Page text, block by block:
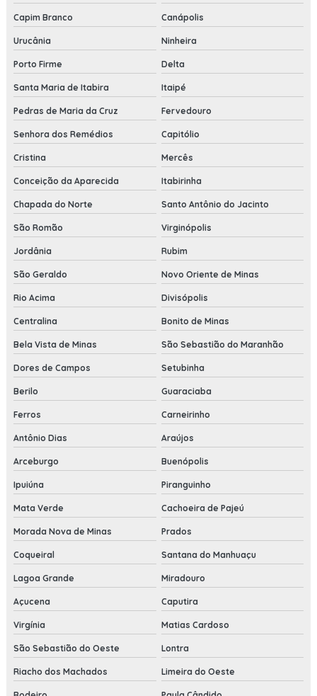
Capim Branco Canápolis
Urucânia Ninheira
Porto Firme Delta
Santa Maria de Itabira Itaipé
Pedras de Maria da Cruz Fervedouro
Senhora dos Remédios Capitólio
Cristina Mercês
Conceição da Aparecida Itabirinha
Chapada do Norte Santo Antônio do Jacinto
São Romão Virginópolis
Jordânia Rubim
São Geraldo Novo Oriente de Minas
Rio Acima Divisópolis
Centralina Bonito de Minas
Bela Vista de Minas São Sebastião do Maranhão
Dores de Campos Setubinha
Berilo Guaraciaba
Ferros Carneirinho
Antônio Dias Araújos
Arceburgo Buenópolis
Ipuiúna Piranguinho
Mata Verde Cachoeira de Pajeú
Morada Nova de Minas Prados
Coqueiral Santana do Manhuaçu
Lagoa Grande Miradouro
Açucena Caputira
Virgínia Matias Cardoso
São Sebastião do Oeste Lontra
Riacho dos Machados Limeira do Oeste